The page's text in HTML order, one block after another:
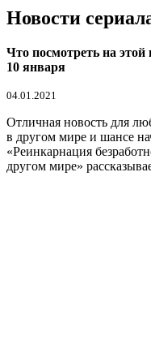
Новости
Что посмотреть на
10 января
04.01.2021
Отличная новость для
в другом мире и шансе
«Реинкарнация
другом мире»